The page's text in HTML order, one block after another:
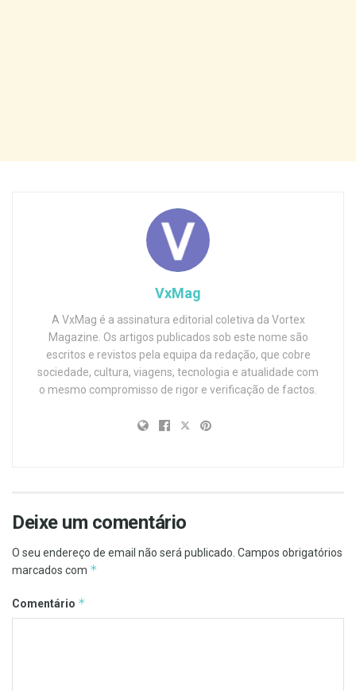
VxMag
A VxMag é a assinatura editorial coletiva da Vortex
Magazine. Os artigos publicados sob este nome são
escritos e revistos pela equipa da redação, que cobre
sociedade, cultura, viagens, tecnologia e atualidade com
o mesmo compromisso de rigor e verificação de factos.
Deixe um comentário
O seu endereço de email não será publicado. Campos obrigatórios
marcados com *
Comentário *